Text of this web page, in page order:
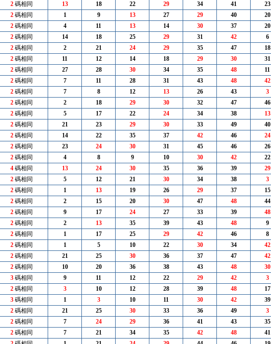
2碼相同 13 18 22 29 34 41
23
2碼相同 1 9 13 27 29 40
20
2碼相同 4 11 13 14 30 37
20
2碼相同 14 18 25 29 31 42
6
2碼相同 2 21 24 29 35 47
18
2碼相同 11 12 14 18 29 30
31
2碼相同 27 28 30 34 35 48
11
2碼相同 7 11 28 31 43 48
42
2碼相同 7 8 12 13 26 43
3
2碼相同 2 18 29 30 32 47
46
2碼相同 5 17 22 24 34 38
13
2碼相同 21 23 29 30 33 49
40
2碼相同 14 22 35 37 42 46
24
2碼相同 23 24 30 31 45 46
26
2碼相同 4 8 9 10 30 42
22
4碼相同 13 24 30 35 36 39
29
2碼相同 5 12 21 30 34 38
3
2碼相同 1 13 19 26 29 37
15
2碼相同 2 15 20 30 47 48
44
2碼相同 9 17 24 27 33 39
48
2碼相同 2 13 35 39 43 48
9
2碼相同 1 17 25 29 42 46
8
2碼相同 1 5 10 22 30 34
42
2碼相同 21 25 30 36 37 47
42
2碼相同 10 20 36 38 43 48
30
3碼相同 9 11 12 22 29 42
3
2碼相同 3 10 12 28 39 48
17
3碼相同 1 3 10 11 30 42
39
2碼相同 21 25 30 33 36 49
3
2碼相同 7 24 29 36 41 43
35
2碼相同 7 21 34 35 42 48
41